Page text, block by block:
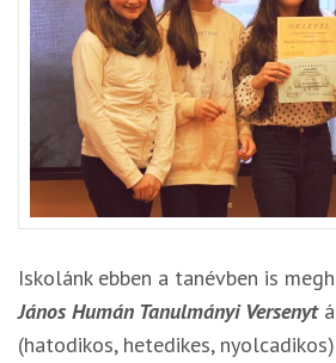
Iskolánk ebben a tanévben is
János Humán Tanulmányi Versenyt
(hatodikos, hetedikes,